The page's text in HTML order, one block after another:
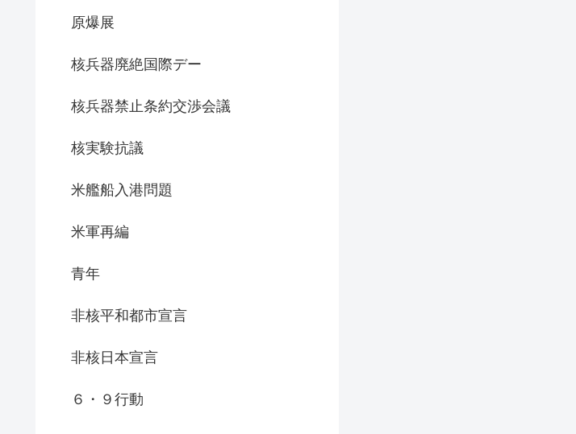
原爆展
核兵器廃絶国際デー
核兵器禁止条約交渉会議
核実験抗議
米艦船入港問題
米軍再編
青年
非核平和都市宣言
非核日本宣言
６・９行動